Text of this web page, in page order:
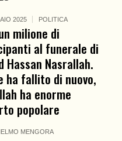
2025 POLITICA
milione di
al funerale di
Hassan Nasrallah.
ha fallito di nuovo,
ha enorme
popolare
MENGORA